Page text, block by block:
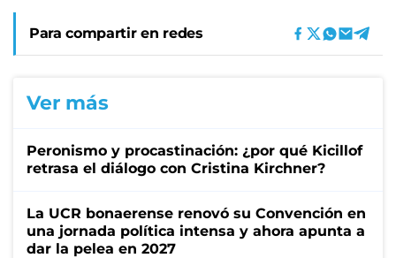
Para compartir en redes
Ver más
Peronismo y procastinación: ¿por qué Kicillof
retrasa el diálogo con Cristina Kirchner?
La UCR bonaerense renovó su Convención en
una jornada política intensa y ahora apunta a
dar la pelea en 2027